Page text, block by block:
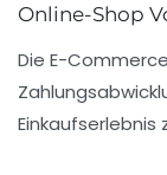
Online-Shop
Die E-
Einkaufserlebnis